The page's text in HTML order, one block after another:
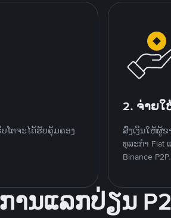
ບໂຕຈະໄດ້ຮັບຄຸ້ມຄອງ
2. ຈ່າຍ
ສົ່ງເງິນໃຫ້ຜູ້
ທຸລະກໍາ Fiat
Binance P2P.
ານແລກປ່ຽນ